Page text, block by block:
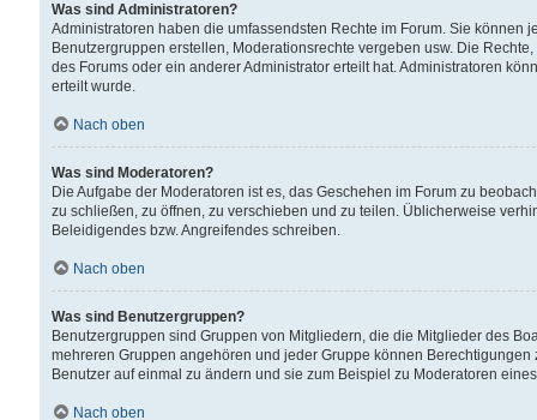
Was sind Administratoren?
Administratoren haben die umfassendsten Rechte im Forum. Sie können
Benutzergruppen erstellen, Moderationsrechte vergeben usw. Die
des Forums oder ein anderer Administrator erteilt hat. Administratoren
erteilt wurde.
Nach oben
Was sind Moderatoren?
Die Aufgabe der Moderatoren ist es, das Geschehen im Forum zu
zu schließen, zu öffnen, zu verschieben und zu teilen. Üblicherweise
Beleidigendes bzw. Angreifendes schreiben.
Nach oben
Was sind Benutzergruppen?
Benutzergruppen sind Gruppen von Mitgliedern, die die Mitglieder des
mehreren Gruppen angehören und jeder Gruppe können
Benutzer auf einmal zu ändern und sie zum Beispiel zu Moderatoren
Nach oben